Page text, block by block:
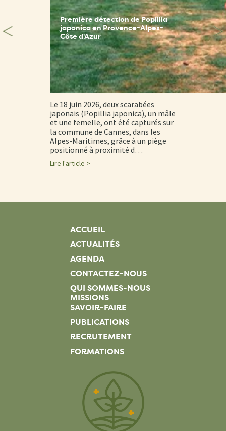
Première détection de Popillia
japonica en Provence-Alpes-
Côte d'Azur
Le 18 juin 2026, deux scarabées
japonais (Popillia japonica), un mâle
et une femelle, ont été capturés sur
la commune de Cannes, dans les
Alpes-Maritimes, grâce à un piège
positionné à proximité d…
Lire l'article >
ACCUEIL
ACTUALITÉS
AGENDA
CONTACTEZ-NOUS
QUI SOMMES-NOUS
MISSIONS
SAVOIR-FAIRE
PUBLICATIONS
RECRUTEMENT
FORMATIONS